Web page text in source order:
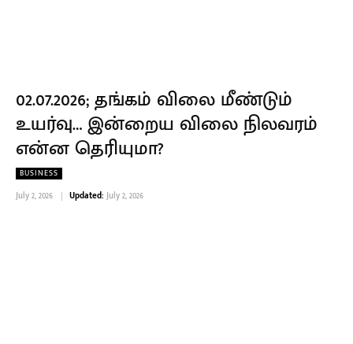
02.07.2026; தங்கம் விலை மீண்டும்
உயர்வு… இன்றைய விலை நிலவரம்
என்ன தெரியுமா?
BUSINESS
July 2, 2026 Updated: July 2, 2026